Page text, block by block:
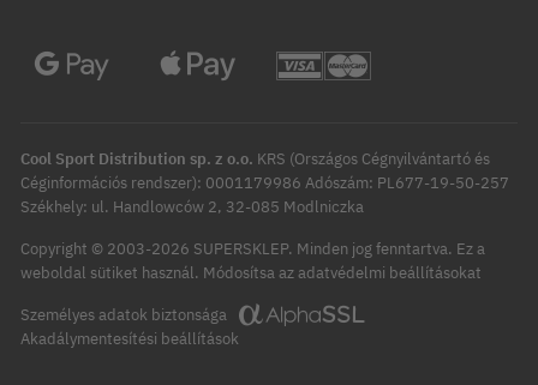
Cool Sport Distribution sp. z o.o. KRS (Országos Cégnyilvántartó és
Céginformációs rendszer): 0001179986 Adószám: PL677-19-50-257
Székhely: ul. Handlowców 2, 32-085 Modlniczka
Copyright © 2003-2026 SUPERSKLEP. Minden jog fenntartva. Ez a
weboldal sütiket használ. Módosítsa az adatvédelmi beállításokat
Személyes adatok biztonsága
Akadálymentesítési beállítások